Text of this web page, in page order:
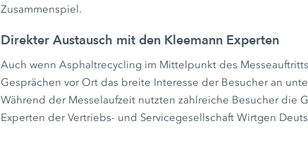
Zusammenspiel.
Direkter Austausch mit den Kleemann Experten
Auch wenn Asphaltrecycling im Mittelpunkt des
Gesprächen vor Ort das breite Interesse der Besucher an
Während der Messelaufzeit nutzten zahlreiche Besucher die
Experten der Vertriebs- und Servicegesellschaft Wirtgen